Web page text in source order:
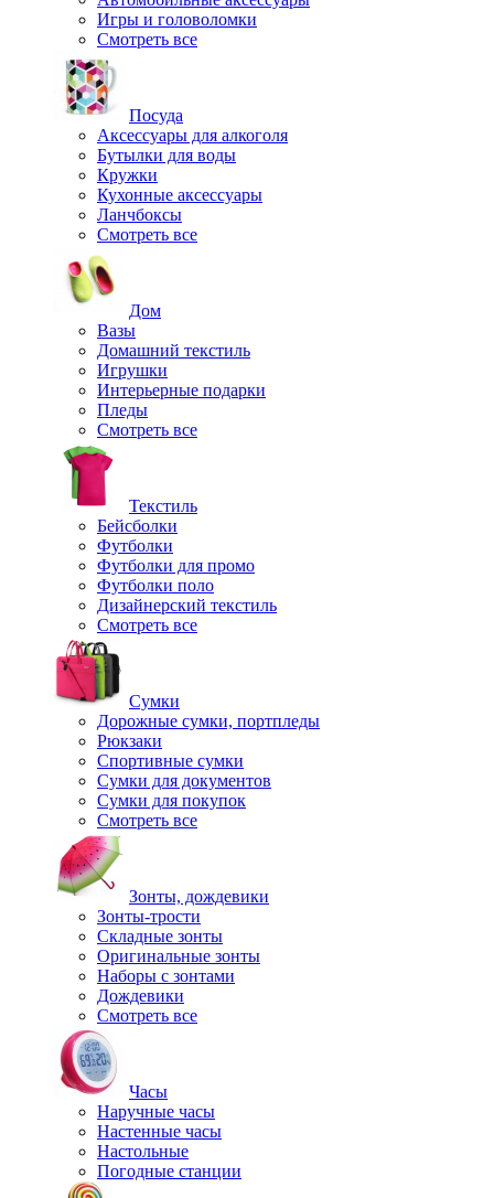
Игры и головоломки
Смотреть все
Посуда
Аксессуары для алкоголя
Бутылки для воды
Кружки
Кухонные аксессуары
Ланчбоксы
Смотреть все
Дом
Вазы
Домашний текстиль
Игрушки
Интерьерные подарки
Пледы
Смотреть все
Текстиль
Бейсболки
Футболки
Футболки для промо
Футболки поло
Дизайнерский текстиль
Смотреть все
Сумки
Дорожные сумки, портпледы
Рюкзаки
Спортивные сумки
Сумки для документов
Сумки для покупок
Смотреть все
Зонты, дождевики
Зонты-трости
Складные зонты
Оригинальные зонты
Наборы с зонтами
Дождевики
Смотреть все
Часы
Наручные часы
Настенные часы
Настольные
Погодные станции